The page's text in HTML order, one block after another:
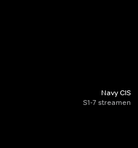
Navy CIS
S1-7 streamen